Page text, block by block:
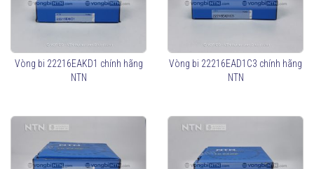
Phân loại vòng bi tang trống NTN
Theo thiết kế lồng bi:
Lồng thép ( C3, C4
): Chịu tải lớn, sử dụng trong môi
trường khắc nghiệt.
Theo cấu trúc
Loại có phớt chắn mỡ (
Sealed Type): Ngăn bụi và
giữ mỡ bôi trơn lâu hơn.
Vòng bi 22216EAKD1 chính hãng
NTN
Vòng bi 22216EAD1C3 chính hãng
NTN